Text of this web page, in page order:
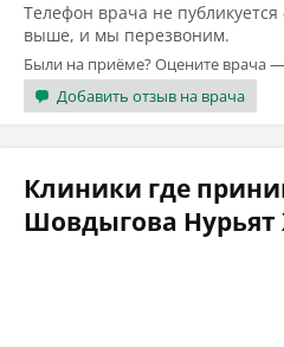
Телефон врача не
выше, и мы перезвоним.
Были на приёме? Оцените врача
Добавить отзыв на врача
Клиники где
Шовдыгова Нурьят